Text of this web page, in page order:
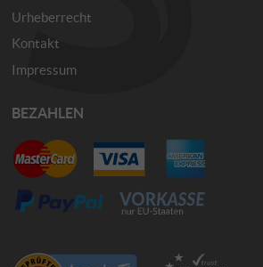
Urheberrecht
Kontakt
Impressum
BEZAHLEN